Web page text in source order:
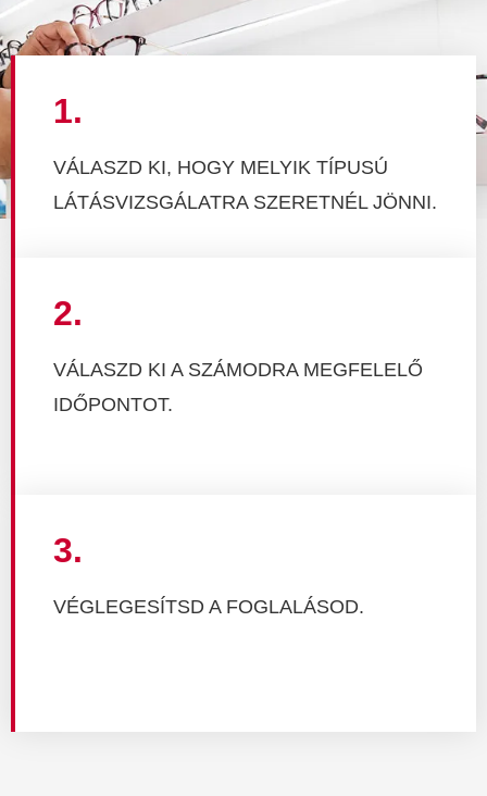
1.
VÁLASZD KI, HOGY MELYIK TÍPUSÚ
LÁTÁSVIZSGÁLATRA SZERETNÉL JÖNNI.
2.
VÁLASZD KI A SZÁMODRA MEGFELELŐ
IDŐPONTOT.
3.
VÉGLEGESÍTSD A FOGLALÁSOD.